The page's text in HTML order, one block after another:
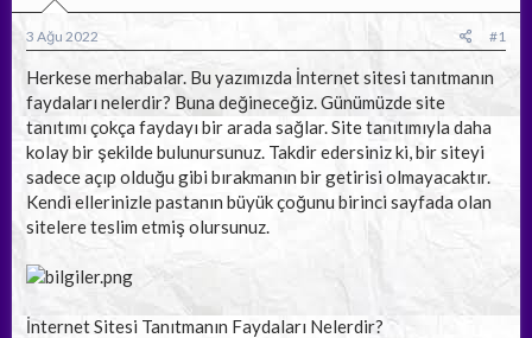
b
a
ş
l
a
t
a
n
ı
t
a
r
h
3 Ağu 2022 #1
Herkese merhabalar. Bu yazımızda İnternet sitesi tanıtmanın
faydaları nelerdir? Buna değineceğiz. Günümüzde site
tanıtımı çokça faydayı bir arada sağlar. Site tanıtımıyla daha
kolay bir şekilde bulunursunuz. Takdir edersiniz ki, bir siteyi
sadece açıp olduğu gibi bırakmanın bir getirisi olmayacaktır.
Kendi ellerinizle pastanın büyük çoğunu birinci sayfada olan
sitelere teslim etmiş olursunuz.
İnternet Sitesi Tanıtmanın Faydaları Nelerdir?